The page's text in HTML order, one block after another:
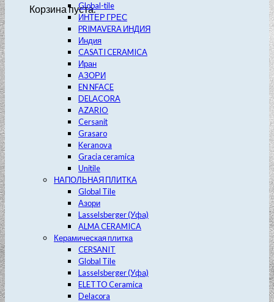
Корзина пуста.Global-tile
ИНТЕР ГРЕС
PRIMAVERA ИНДИЯ
Индия
CASATI CERAMICA
Иран
АЗОРИ
EN NFACE
DELACORA
AZARIO
Cersanit
Grasaro
Keranova
Gracia ceramica
Unitile
НАПОЛЬНАЯ ПЛИТКА
Global Tile
Азори
Lasselsberger (Уфа)
ALMA CERAMICA
Керамическая плитка
CERSANIT
Global Tile
Lasselsberger (Уфа)
ELETTO Ceramica
Delacora